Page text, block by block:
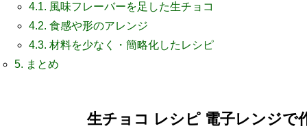
4.1. 風味フレーバーを足した生チョコ
4.2. 食感や形のアレンジ
4.3. 材料を少なく・簡略化したレシピ
5. まとめ
生チョコ レシピ 電子レンジで